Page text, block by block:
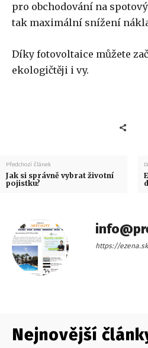
pro obchodování na
tak maximální snížení
Díky fotovoltaice můžete
ekologičtěji i vy.
Předchozí článek
Jak si správně vybrat životní
pojistku?
https://ezena.sk
Nejnovější